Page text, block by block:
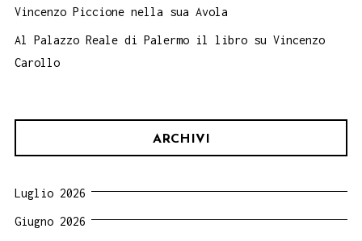
Romano
Vincenzo Piccione nella sua Avola
Al Palazzo Reale di Palermo il libro su Vincenzo
Carollo
ARCHIVI
Luglio 2026
Giugno 2026